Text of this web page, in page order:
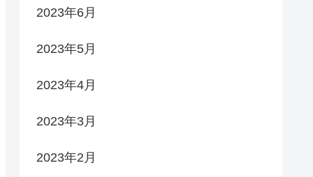
2023年6月
2023年5月
2023年4月
2023年3月
2023年2月